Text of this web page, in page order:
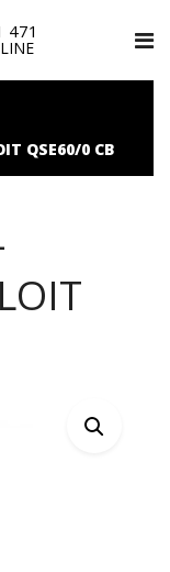
471
QSE60/0 CB